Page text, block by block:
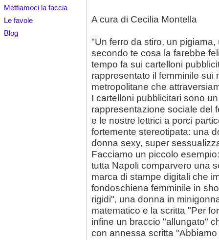
Mettiamoci la faccia
Le favole
Blog
A cura di Cecilia Montella
"Un ferro da stiro, un
secondo te cosa la farebbe
tempo fa sui cartelloni
rappresentato il femminile sui
metropolitane che
I cartelloni pubblicitari sono
rappresentazione sociale del
e le nostre lettrici a porci
fortemente stereotipata: una
donna sexy, super
Facciamo un piccolo
tutta Napoli comparvero una
marca di stampe digitali che
fondoschiena femminile in
rigidi", una donna in
matematico e la scritta "Per
infine un braccio "allungato"
con annessa scritta